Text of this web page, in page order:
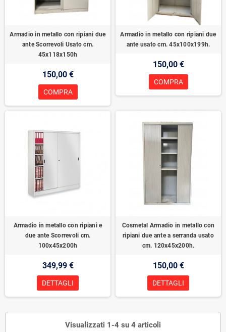
Armadio in metallo con ripiani due
ante Scorrevoli Usato cm.
45x118x150h
150,00 €
COMPRA
Armadio in metallo con ripiani due
ante usato cm. 45x100x199h.
150,00 €
COMPRA
Armadio in metallo con ripiani e
due ante Scorrevoli cm.
100x45x200h
349,99 €
DETTAGLI
Cosmetal Armadio in metallo con
ripiani due ante a serranda usato
cm. 120x45x200h.
150,00 €
DETTAGLI
Visualizzati 1-4 su 4 articoli